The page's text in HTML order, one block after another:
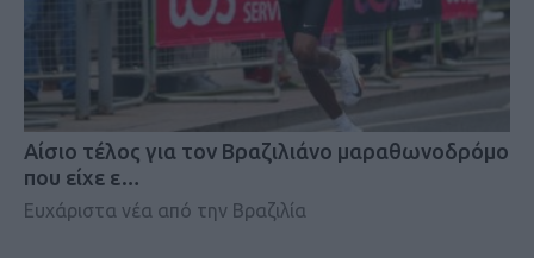
Αίσιο τέλος για τον Βραζιλιάνο μαραθωνοδρόμο
που είχε ε…
Ευχάριστα νέα από την Βραζιλία